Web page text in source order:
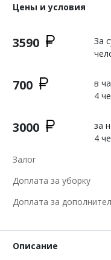
Цены и условия
3590
За
700
в
4
3000
за
4
Залог
Доплата за уборку
Доплата за
Описание